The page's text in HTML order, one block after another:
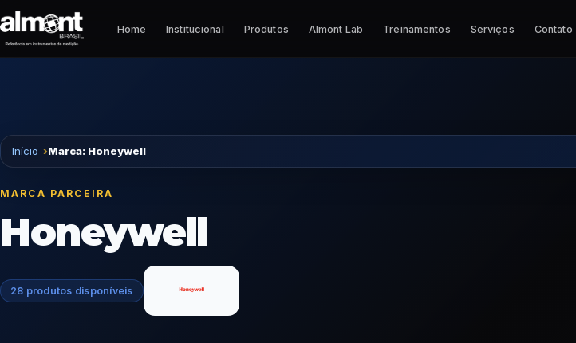
Pular para o conteúdo
Home Institucional Produtos Almont Lab Treinamentos Serviços Contato
Início Marca: Honeywell
MARCA PARCEIRA
Honeywell
28 produtos disponíveis